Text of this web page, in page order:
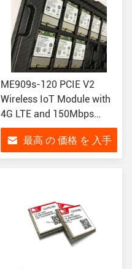
ME909s-120 PCIE V2
Wireless IoT Module with
4G LTE and 150Mbps
Downlink for Industrial
M2M Applications
最高 の 価格 を 入手